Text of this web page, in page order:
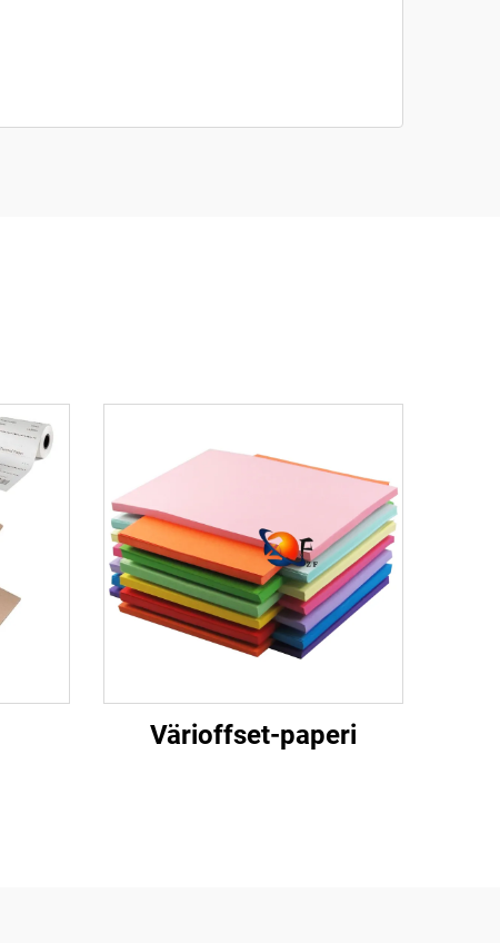
Värioffset-paperi